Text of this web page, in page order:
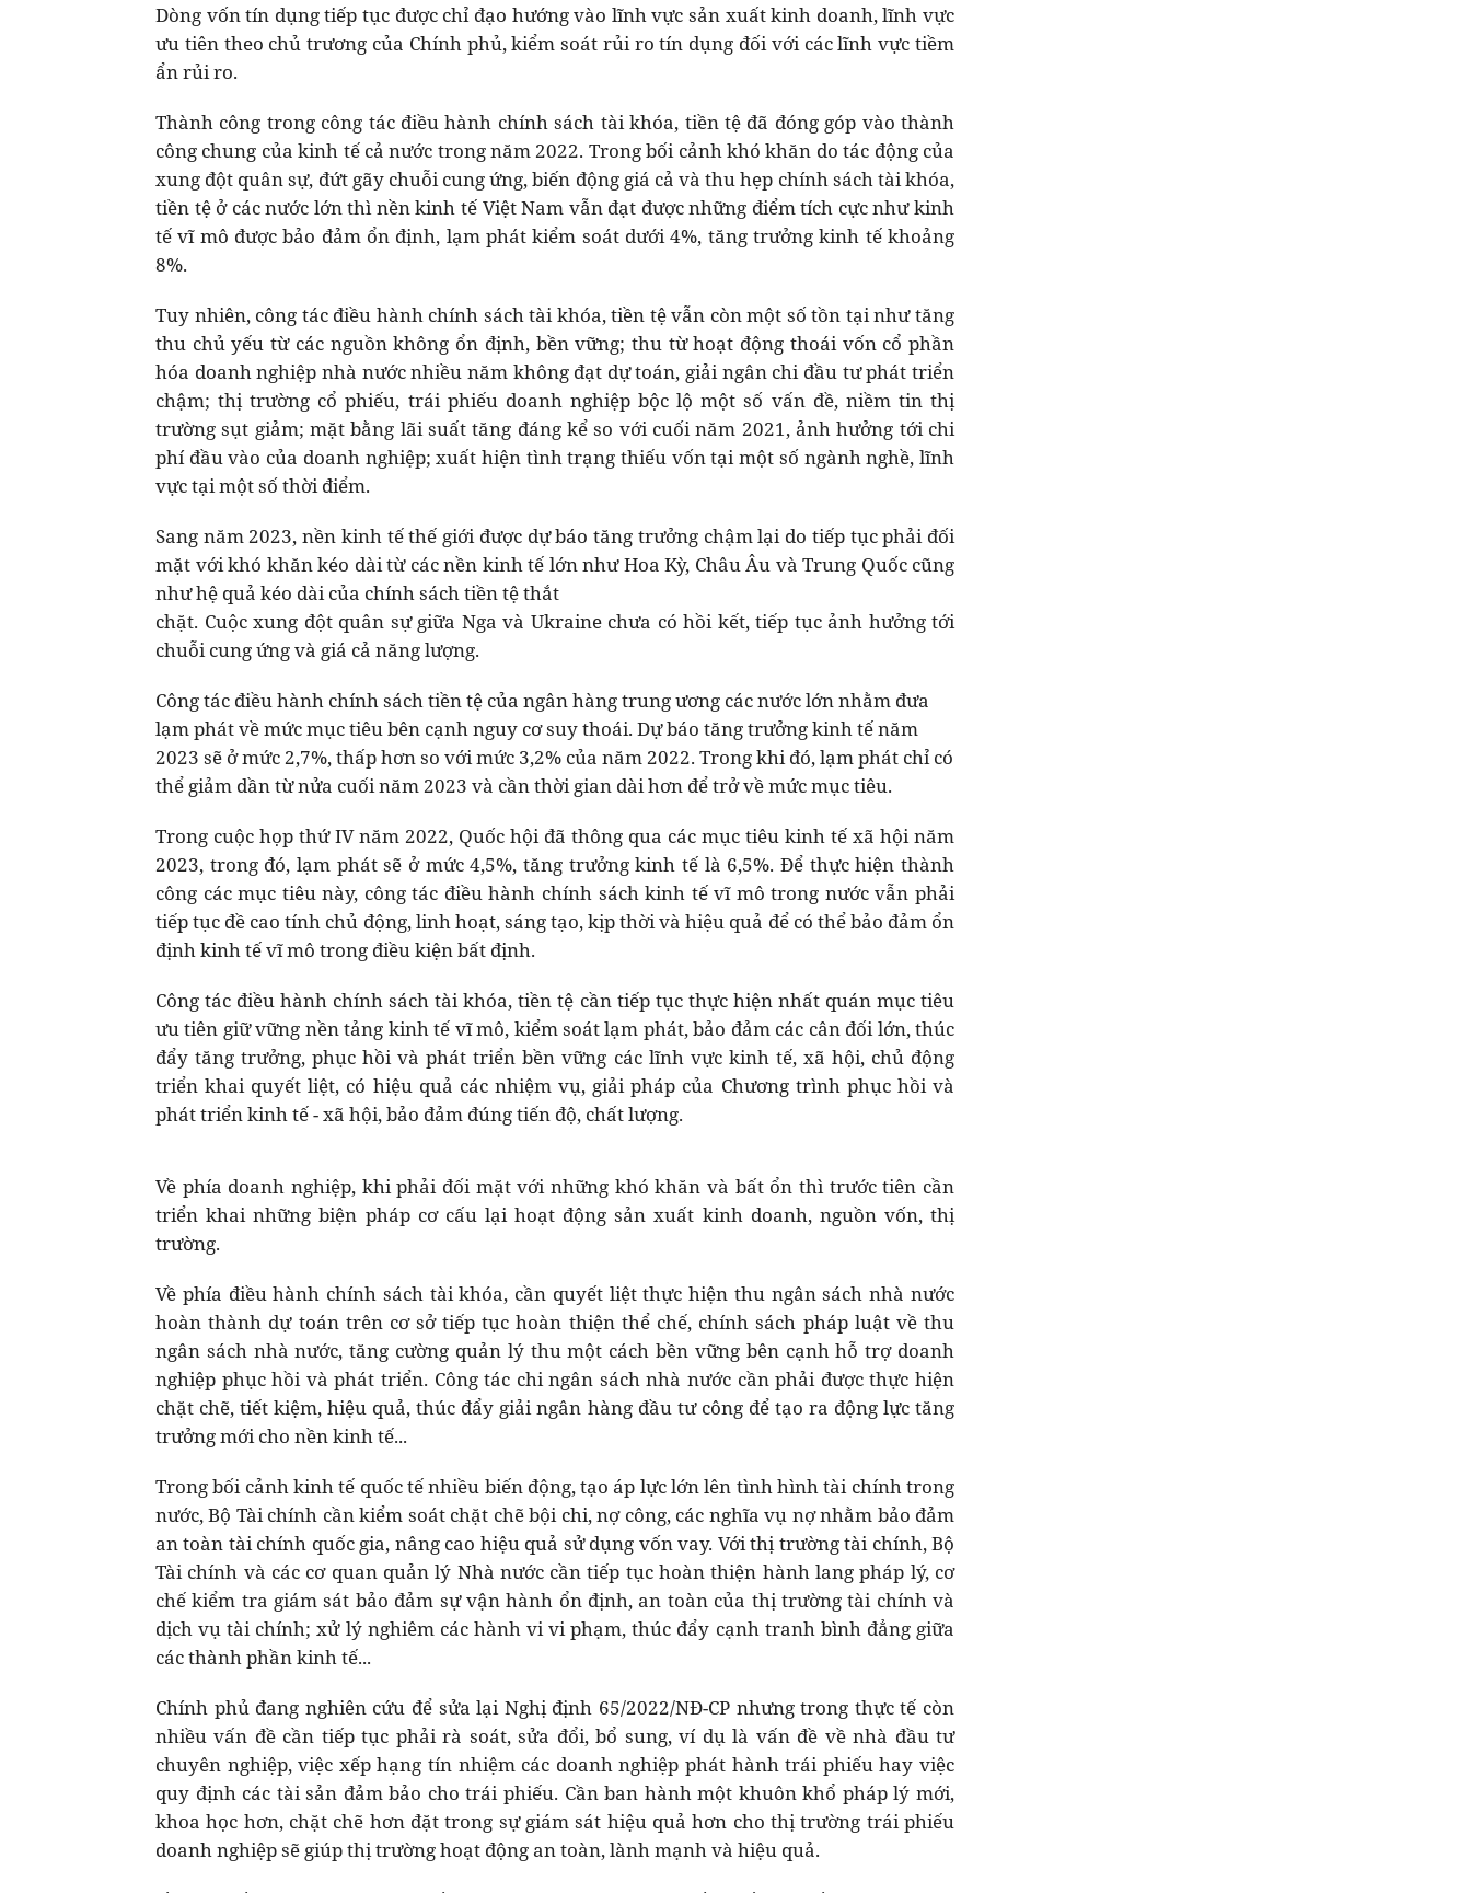
Dòng vốn tín dụng tiếp tục được chỉ đạo hướng vào lĩnh vực sản xuất kinh doanh, lĩnh vực
ưu tiên theo chủ trương của Chính phủ, kiểm soát rủi ro tín dụng đối với các lĩnh vực tiềm
ẩn rủi ro.
Thành công trong công tác điều hành chính sách tài khóa, tiền tệ đã đóng góp vào thành
công chung của kinh tế cả nước trong năm 2022. Trong bối cảnh khó khăn do tác động của
xung đột quân sự, đứt gãy chuỗi cung ứng, biến động giá cả và thu hẹp chính sách tài khóa,
tiền tệ ở các nước lớn thì nền kinh tế Việt Nam vẫn đạt được những điểm tích cực như kinh
tế vĩ mô được bảo đảm ổn định, lạm phát kiểm soát dưới 4%, tăng trưởng kinh tế khoảng
8%.
Tuy nhiên, công tác điều hành chính sách tài khóa, tiền tệ vẫn còn một số tồn tại như tăng
thu chủ yếu từ các nguồn không ổn định, bền vững; thu từ hoạt động thoái vốn cổ phần
hóa doanh nghiệp nhà nước nhiều năm không đạt dự toán, giải ngân chi đầu tư phát triển
chậm; thị trường cổ phiếu, trái phiếu doanh nghiệp bộc lộ một số vấn đề, niềm tin thị
trường sụt giảm; mặt bằng lãi suất tăng đáng kể so với cuối năm 2021, ảnh hưởng tới chi
phí đầu vào của doanh nghiệp; xuất hiện tình trạng thiếu vốn tại một số ngành nghề, lĩnh
vực tại một số thời điểm.
Sang năm 2023, nền kinh tế thế giới được dự báo tăng trưởng chậm lại do tiếp tục phải đối
mặt với khó khăn kéo dài từ các nền kinh tế lớn như Hoa Kỳ, Châu Âu và Trung Quốc cũng
như hệ quả kéo dài của chính sách tiền tệ thắt
chặt. Cuộc xung đột quân sự giữa Nga và Ukraine chưa có hồi kết, tiếp tục ảnh hưởng tới
chuỗi cung ứng và giá cả năng lượng.
Công tác điều hành chính sách tiền tệ của ngân hàng trung ương các nước lớn nhằm đưa
lạm phát về mức mục tiêu bên cạnh nguy cơ suy thoái. Dự báo tăng trưởng kinh tế năm
2023 sẽ ở mức 2,7%, thấp hơn so với mức 3,2% của năm 2022. Trong khi đó, lạm phát chỉ có
thể giảm dần từ nửa cuối năm 2023 và cần thời gian dài hơn để trở về mức mục tiêu.
Trong cuộc họp thứ IV năm 2022, Quốc hội đã thông qua các mục tiêu kinh tế xã hội năm
2023, trong đó, lạm phát sẽ ở mức 4,5%, tăng trưởng kinh tế là 6,5%. Để thực hiện thành
công các mục tiêu này, công tác điều hành chính sách kinh tế vĩ mô trong nước vẫn phải
tiếp tục đề cao tính chủ động, linh hoạt, sáng tạo, kịp thời và hiệu quả để có thể bảo đảm ổn
định kinh tế vĩ mô trong điều kiện bất định.
Công tác điều hành chính sách tài khóa, tiền tệ cần tiếp tục thực hiện nhất quán mục tiêu
ưu tiên giữ vững nền tảng kinh tế vĩ mô, kiểm soát lạm phát, bảo đảm các cân đối lớn, thúc
đẩy tăng trưởng, phục hồi và phát triển bền vững các lĩnh vực kinh tế, xã hội, chủ động
triển khai quyết liệt, có hiệu quả các nhiệm vụ, giải pháp của Chương trình phục hồi và
phát triển kinh tế - xã hội, bảo đảm đúng tiến độ, chất lượng.
Về phía doanh nghiệp, khi phải đối mặt với những khó khăn và bất ổn thì trước tiên cần
triển khai những biện pháp cơ cấu lại hoạt động sản xuất kinh doanh, nguồn vốn, thị
trường.
Về phía điều hành chính sách tài khóa, cần quyết liệt thực hiện thu ngân sách nhà nước
hoàn thành dự toán trên cơ sở tiếp tục hoàn thiện thể chế, chính sách pháp luật về thu
ngân sách nhà nước, tăng cường quản lý thu một cách bền vững bên cạnh hỗ trợ doanh
nghiệp phục hồi và phát triển. Công tác chi ngân sách nhà nước cần phải được thực hiện
chặt chẽ, tiết kiệm, hiệu quả, thúc đẩy giải ngân hàng đầu tư công để tạo ra động lực tăng
trưởng mới cho nền kinh tế...
Trong bối cảnh kinh tế quốc tế nhiều biến động, tạo áp lực lớn lên tình hình tài chính trong
nước, Bộ Tài chính cần kiểm soát chặt chẽ bội chi, nợ công, các nghĩa vụ nợ nhằm bảo đảm
an toàn tài chính quốc gia, nâng cao hiệu quả sử dụng vốn vay. Với thị trường tài chính, Bộ
Tài chính và các cơ quan quản lý Nhà nước cần tiếp tục hoàn thiện hành lang pháp lý, cơ
chế kiểm tra giám sát bảo đảm sự vận hành ổn định, an toàn của thị trường tài chính và
dịch vụ tài chính; xử lý nghiêm các hành vi vi phạm, thúc đẩy cạnh tranh bình đẳng giữa
các thành phần kinh tế...
Chính phủ đang nghiên cứu để sửa lại Nghị định 65/2022/NĐ-CP nhưng trong thực tế còn
nhiều vấn đề cần tiếp tục phải rà soát, sửa đổi, bổ sung, ví dụ là vấn đề về nhà đầu tư
chuyên nghiệp, việc xếp hạng tín nhiệm các doanh nghiệp phát hành trái phiếu hay việc
quy định các tài sản đảm bảo cho trái phiếu. Cần ban hành một khuôn khổ pháp lý mới,
khoa học hơn, chặt chẽ hơn đặt trong sự giám sát hiệu quả hơn cho thị trường trái phiếu
doanh nghiệp sẽ giúp thị trường hoạt động an toàn, lành mạnh và hiệu quả.